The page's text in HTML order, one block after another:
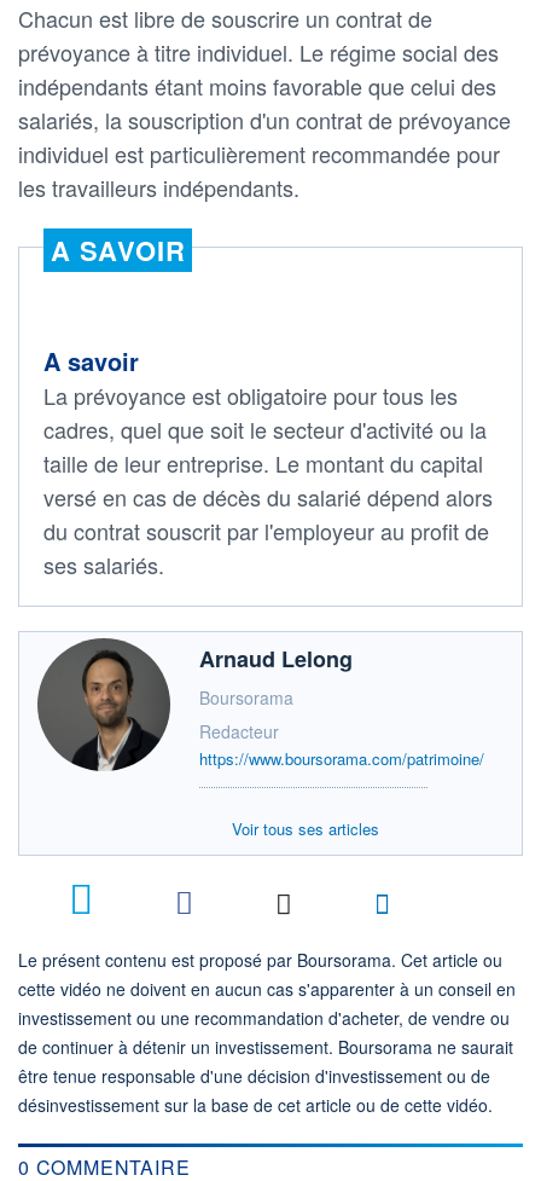
Chacun est libre de souscrire un contrat de
prévoyance à titre individuel. Le régime social des
indépendants étant moins favorable que celui des
salariés, la souscription d'un contrat de prévoyance
individuel est particulièrement recommandée pour
les travailleurs indépendants.
A SAVOIR
A savoir
La prévoyance est obligatoire pour tous les
cadres, quel que soit le secteur d'activité ou la
taille de leur entreprise. Le montant du capital
versé en cas de décès du salarié dépend alors
du contrat souscrit par l'employeur au profit de
ses salariés.
Arnaud Lelong
Boursorama
Redacteur
https://www.boursorama.com/patrimoine/
Voir tous ses articles
Le présent contenu est proposé par Boursorama. Cet article ou
cette vidéo ne doivent en aucun cas s'apparenter à un conseil en
investissement ou une recommandation d'acheter, de vendre ou
de continuer à détenir un investissement. Boursorama ne saurait
être tenue responsable d'une décision d'investissement ou de
désinvestissement sur la base de cet article ou de cette vidéo.
0 COMMENTAIRE